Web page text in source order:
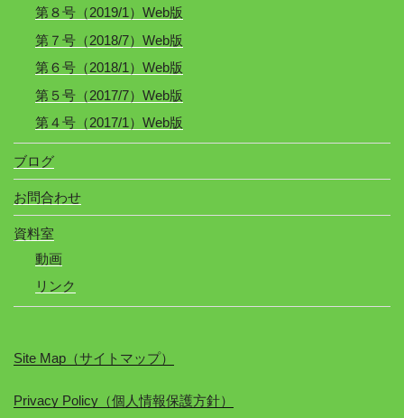
第８号（2019/1）Web版
第７号（2018/7）Web版
第６号（2018/1）Web版
第５号（2017/7）Web版
第４号（2017/1）Web版
ブログ
お問合わせ
資料室
動画
リンク
Site Map（サイトマップ）
Privacy Policy（個人情報保護方針）